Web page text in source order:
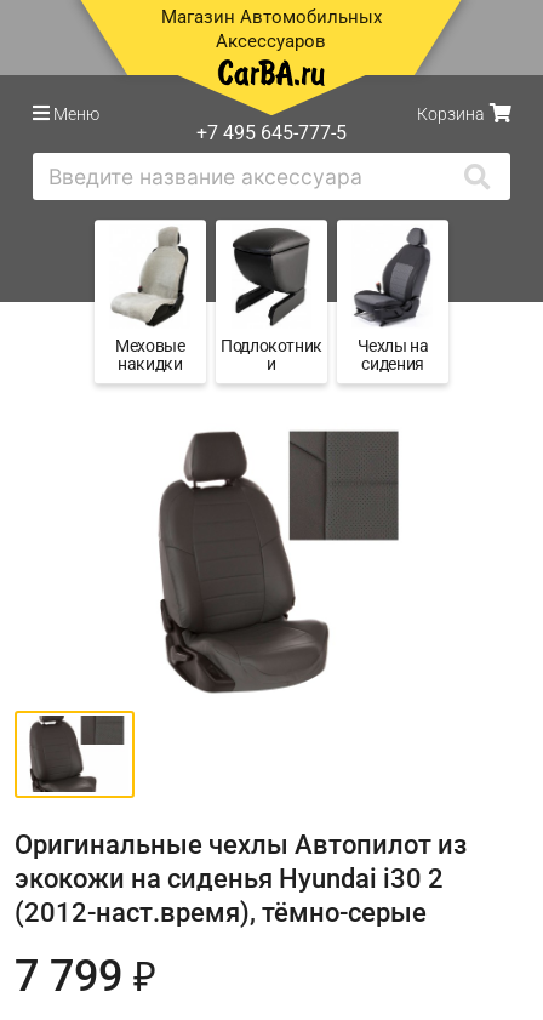
Магазин Автомобильных
Аксессуаров
Меню
+7 495 645-777-5
Корзина
Меховые
накидки
Подлокотник
и
Чехлы на
сидения
Оригинальные чехлы Автопилот из
экокожи на сиденья Hyundai i30 2
(2012-наст.время), тёмно-серые
7 799 ₽